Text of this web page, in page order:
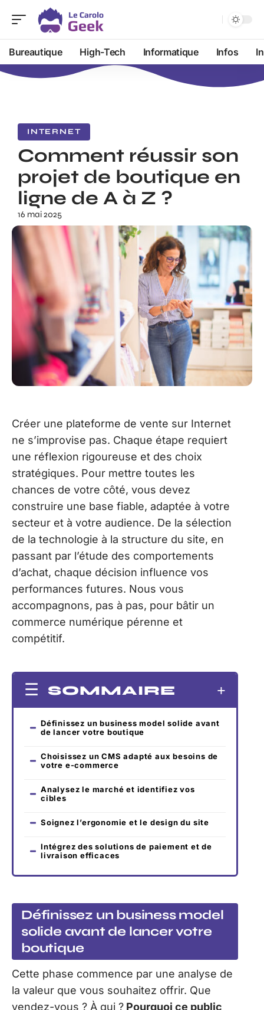
Bureautique High-Tech Informatique Infos
INTERNET
Comment réussir son
projet de boutique en
ligne de A à Z ?
16 mai 2025
Créer une plateforme de vente sur Internet
ne s’improvise pas. Chaque étape requiert
une réflexion rigoureuse et des choix
stratégiques. Pour mettre toutes les
chances de votre côté, vous devez
construire une base fiable, adaptée à votre
secteur et à votre audience. De la sélection
de la technologie à la structure du site, en
passant par l’étude des comportements
d’achat, chaque décision influence vos
performances futures. Nous vous
accompagnons, pas à pas, pour bâtir un
commerce numérique pérenne et
compétitif.
SOMMAIRE
Définissez un business model solide avant
de lancer votre boutique
Choisissez un CMS adapté aux besoins de
votre e-commerce
Analysez le marché et identifiez vos
cibles
Soignez l’ergonomie et le design du site
Intégrez des solutions de paiement et de
livraison efficaces
Définissez un business model
solide avant de lancer votre
boutique
Cette phase commence par une analyse de
la valeur que vous souhaitez offrir. Que
vendez-vous ? À qui ? Pourquoi ce public